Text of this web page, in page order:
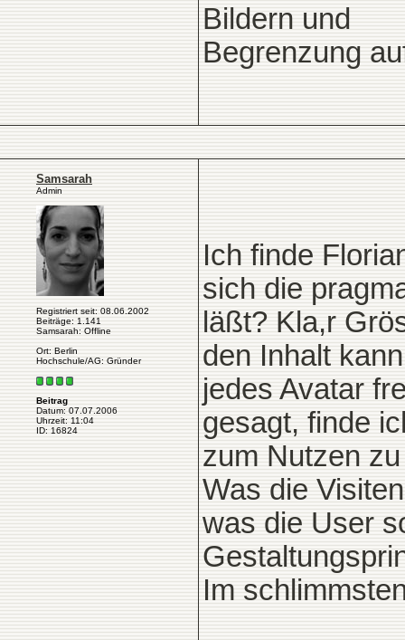
Bildern und
Begrenzung
Samsarah
Admin
Registriert seit: 08.06.2002
Beiträge: 1.141
Samsarah: Offline
Ort: Berlin
Hochschule/AG: Gründer
Beitrag
Datum: 07.07.2006
Uhrzeit: 11:04
ID: 16824
Ich finde
sich die
läßt? Kla,r
den Inhalt
jedes Avatar
gesagt, finde
zum Nutzen
Was die
was die User
Im